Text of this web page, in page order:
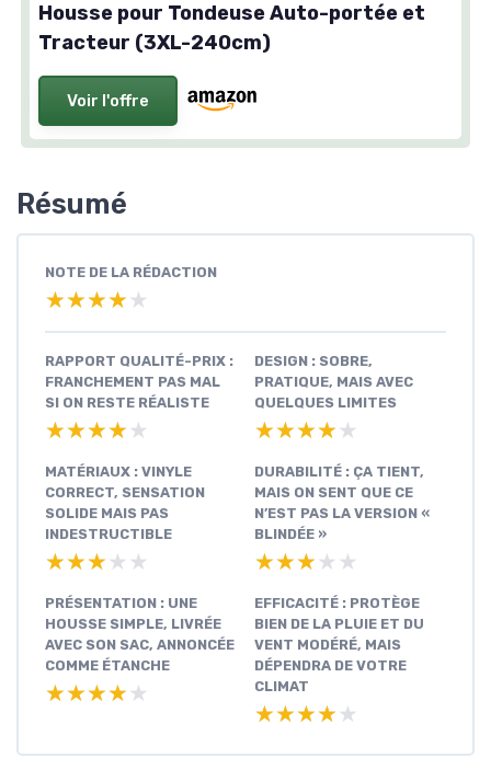
Housse pour Tondeuse Auto-portée et
Tracteur (3XL-240cm)
Voir l'offre
Résumé
NOTE DE LA RÉDACTION
★★★★★
★★★★★
RAPPORT QUALITÉ-PRIX :
FRANCHEMENT PAS MAL
SI ON RESTE RÉALISTE
★★★★★
★★★★★
DESIGN : SOBRE,
PRATIQUE, MAIS AVEC
QUELQUES LIMITES
★★★★★
★★★★★
MATÉRIAUX : VINYLE
CORRECT, SENSATION
SOLIDE MAIS PAS
INDESTRUCTIBLE
★★★★★
★★★★★
DURABILITÉ : ÇA TIENT,
MAIS ON SENT QUE CE
N’EST PAS LA VERSION «
BLINDÉE »
★★★★★
★★★★★
PRÉSENTATION : UNE
HOUSSE SIMPLE, LIVRÉE
AVEC SON SAC, ANNONCÉE
COMME ÉTANCHE
★★★★★
★★★★★
EFFICACITÉ : PROTÈGE
BIEN DE LA PLUIE ET DU
VENT MODÉRÉ, MAIS
DÉPENDRA DE VOTRE
CLIMAT
★★★★★
★★★★★